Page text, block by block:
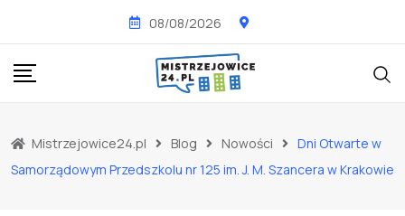
content
08/08/2026
Mistrzejowice24.pl Blog Nowości
Dni Otwarte w
Samorządowym Przedszkolu nr 125 im. J. M. Szancera w Krakowie